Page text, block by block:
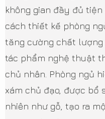
không gian đầy đủ
cách thiết kế phòng
tăng cường chất
tác phẩm nghệ thuật
chủ nhân. Phòng ngủ
xám chủ đạo, được bổ
nhiên như gỗ, tạo ra